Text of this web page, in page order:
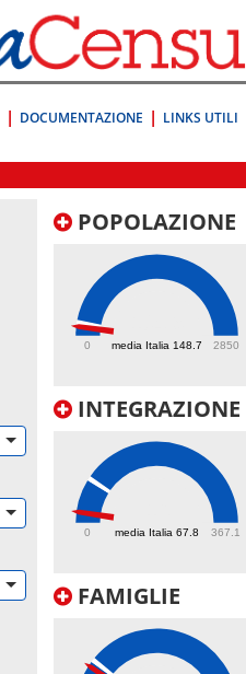
DOCUMENTAZIONE LINKS UTILI
POPOLAZIONE
media Italia 148.7
0 2850
media Italia 67.8
0 367.1
FAMIGLIE